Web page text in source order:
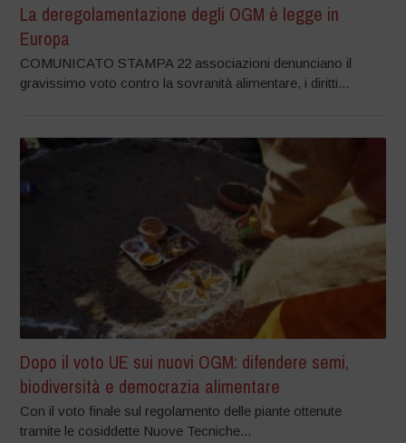
La deregolamentazione degli OGM è legge in
Europa
COMUNICATO STAMPA 22 associazioni denunciano il
gravissimo voto contro la sovranità alimentare, i diritti...
Dopo il voto UE sui nuovi OGM: difendere semi,
biodiversità e democrazia alimentare
Con il voto finale sul regolamento delle piante ottenute
tramite le cosiddette Nuove Tecniche...